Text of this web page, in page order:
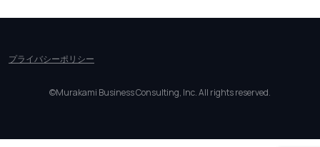
プライバシーポリシー
©Murakami Business Consulting, Inc. All rights reserved.